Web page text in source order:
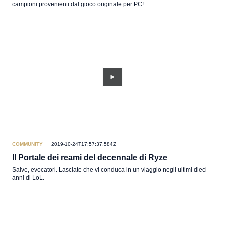
campioni provenienti dal gioco originale per PC!
COMMUNITY 2019-10-24T17:57:37.584Z
Il Portale dei reami del decennale di Ryze
Salve, evocatori. Lasciate che vi conduca in un viaggio negli ultimi dieci
anni di LoL.